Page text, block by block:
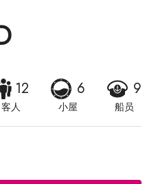
12
客人
6
小屋
9
船员